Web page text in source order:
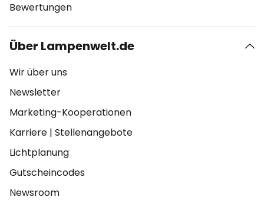
Bewertungen
Über Lampenwelt.de
Wir über uns
Newsletter
Marketing-Kooperationen
Karriere | Stellenangebote
Lichtplanung
Gutscheincodes
Newsroom